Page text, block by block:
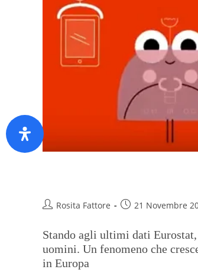
Rosita Fattore 21 Novembre
Stando agli ultimi dati
uomini. Un fenomeno che
in Europa